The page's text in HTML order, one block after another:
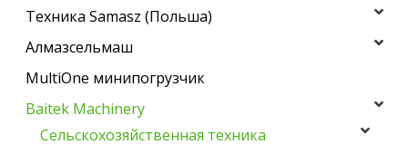
Техника Samasz (Польша)
Алмазсельмаш
MultiOne минипогрузчик
Baitek Machinery
Сельскохозяйственная техника